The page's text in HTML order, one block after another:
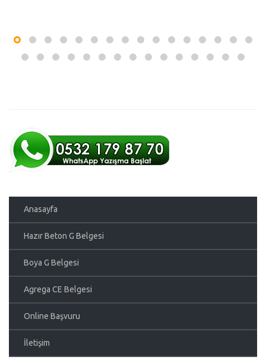
Anasayfa
Hazır Beton G Belgesi
Boya G Belgesi
Agrega CE Belgesi
Online Başvuru
İletişim